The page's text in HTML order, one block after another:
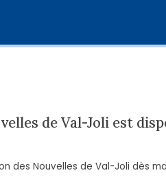
de Val-Joli est
des Nouvelles de Val-Joli dès